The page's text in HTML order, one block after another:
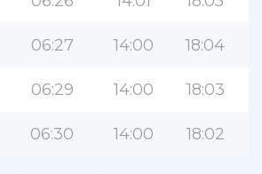
06:27 14:00 18:04
06:29 14:00 18:03
06:30 14:00 18:02